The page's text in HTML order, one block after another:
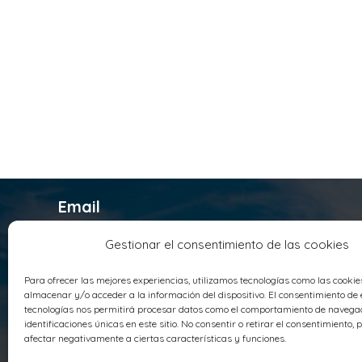
Gestionar el consentimiento de las cookies
Para ofrecer las mejores experiencias, utilizamos tecnologías como las
almacenar y/o acceder a la información del dispositivo. El consentimiento de
tecnologías nos permitirá procesar datos como el comportamiento de
identificaciones únicas en este sitio. No consentir o retirar el consentimiento,
afectar negativamente a ciertas características y funciones.
Email
+ 57 (60) 1 4178800
Sede Principal
Parque Industrial Santo Domingo AV